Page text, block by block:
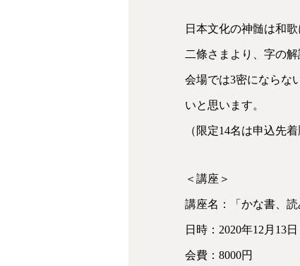
日本文化の神髄は和
二條さまより、字の
会場では3密にならな
いと思います。
（限定14名は申込先
＜講座＞
講座名：「かな書、
日時：2020年12月13
会費：8000円